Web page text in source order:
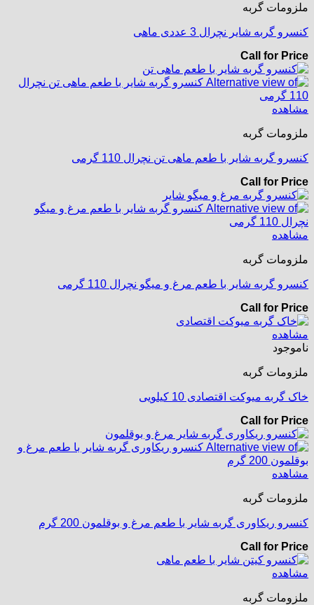
ملزومات گربه
کنسرو گربه شایر نچرال 3 عددی ماهی
Call for Price
مشاهده
ملزومات گربه
کنسرو گربه شایر با طعم ماهی تن نچرال 110 گرمی
Call for Price
مشاهده
ملزومات گربه
کنسرو گربه شایر با طعم مرغ و میگو نچرال 110 گرمی
Call for Price
مشاهده
ناموجود
ملزومات گربه
خاک گربه میوکت اقتصادی 10 کیلویی
Call for Price
مشاهده
ملزومات گربه
کنسرو ریکاوری گربه شایر با طعم مرغ و بوقلمون 200 گرم
Call for Price
مشاهده
ملزومات گربه